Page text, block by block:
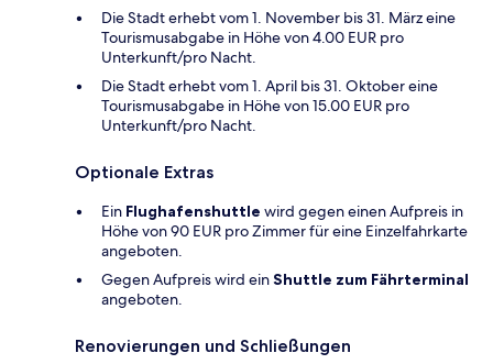
Die Stadt erhebt vom 1. November bis 31. März eine
Tourismusabgabe in Höhe von 4.00 EUR pro
Unterkunft/pro Nacht.
Die Stadt erhebt vom 1. April bis 31. Oktober eine
Tourismusabgabe in Höhe von 15.00 EUR pro
Unterkunft/pro Nacht.
Optionale Extras
Ein Flughafenshuttle wird gegen einen Aufpreis in
Höhe von 90 EUR pro Zimmer für eine Einzelfahrkarte
angeboten.
Gegen Aufpreis wird einShuttle zum Fährterminal
angeboten.
Renovierungen und Schließungen